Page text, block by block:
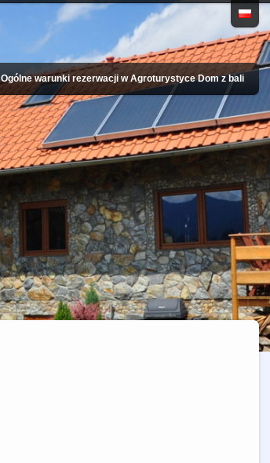
Ogólne warunki rezerwacji w Agroturystyce Dom z bali